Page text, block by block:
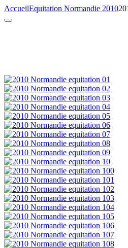
AccueilEquitation Normandie 2010